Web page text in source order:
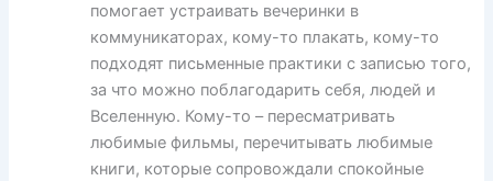
помогает устраивать вечеринки в
коммуникаторах, кому-то плакать, кому-то
подходят письменные практики с записью того,
за что можно поблагодарить себя, людей и
Вселенную. Кому-то – пересматривать
любимые фильмы, перечитывать любимые
книги, которые сопровождали спокойные